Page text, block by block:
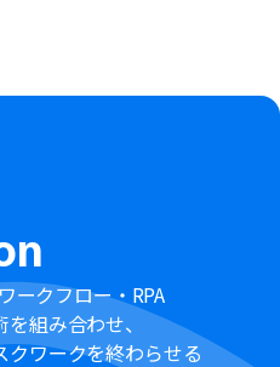
ていない場合には認証に失敗
ーションはサクセスプランで
となっております。フリープラ
ランの場合は設定しているフロ
はエラーとなりますので、ご注
プランは、2週間の無料トライ
ークフロー・RPA
組み合わせ、
クワークを終わらせる